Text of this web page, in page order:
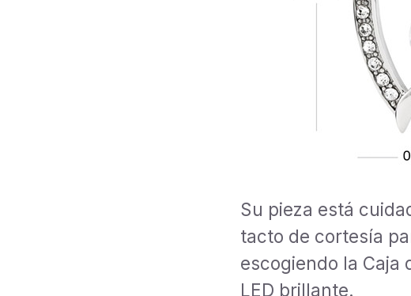
Su pieza está
tacto de cortesía
escogiendo la Caja
LED brillante.